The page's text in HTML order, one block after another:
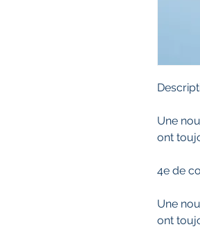
Une
ont
4e de
Une
ont